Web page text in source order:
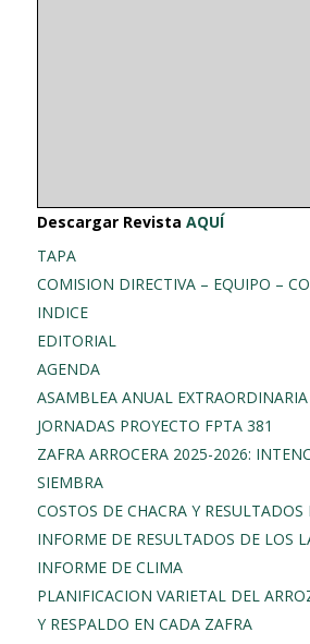
Descargar Revista AQUÍ
TAPA
COMISION DIRECTIVA – EQUIPO –
INDICE
EDITORIAL
AGENDA
ASAMBLEA ANUAL EXTRAORDINARIA
JORNADAS PROYECTO FPTA 381
ZAFRA ARROCERA 2025-2026:
SIEMBRA
COSTOS DE CHACRA Y
INFORME DE RESULTADOS DE LOS
INFORME DE CLIMA
PLANIFICACION VARIETAL DEL
Y RESPALDO EN CADA ZAFRA